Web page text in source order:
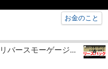
お金のこと
リバースモーゲージ...